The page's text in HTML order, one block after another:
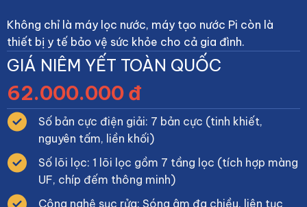
Không chỉ là máy lọc nước, máy tạo nước Pi còn là
thiết bị y tế bảo vệ sức khỏe cho cả gia đình.
GIÁ NIÊM YẾT TOÀN QUỐC
62.000.000 đ
Số bản cực điện giải: 7 bản cực (tinh khiết,
nguyên tấm, liền khối)
Số lõi lọc: 1 lõi lọc gồm 7 tầng lọc (tích hợp màng
UF, chíp đếm thông minh)
Công nghệ sục rửa: Sóng âm đa chiều, liên tục